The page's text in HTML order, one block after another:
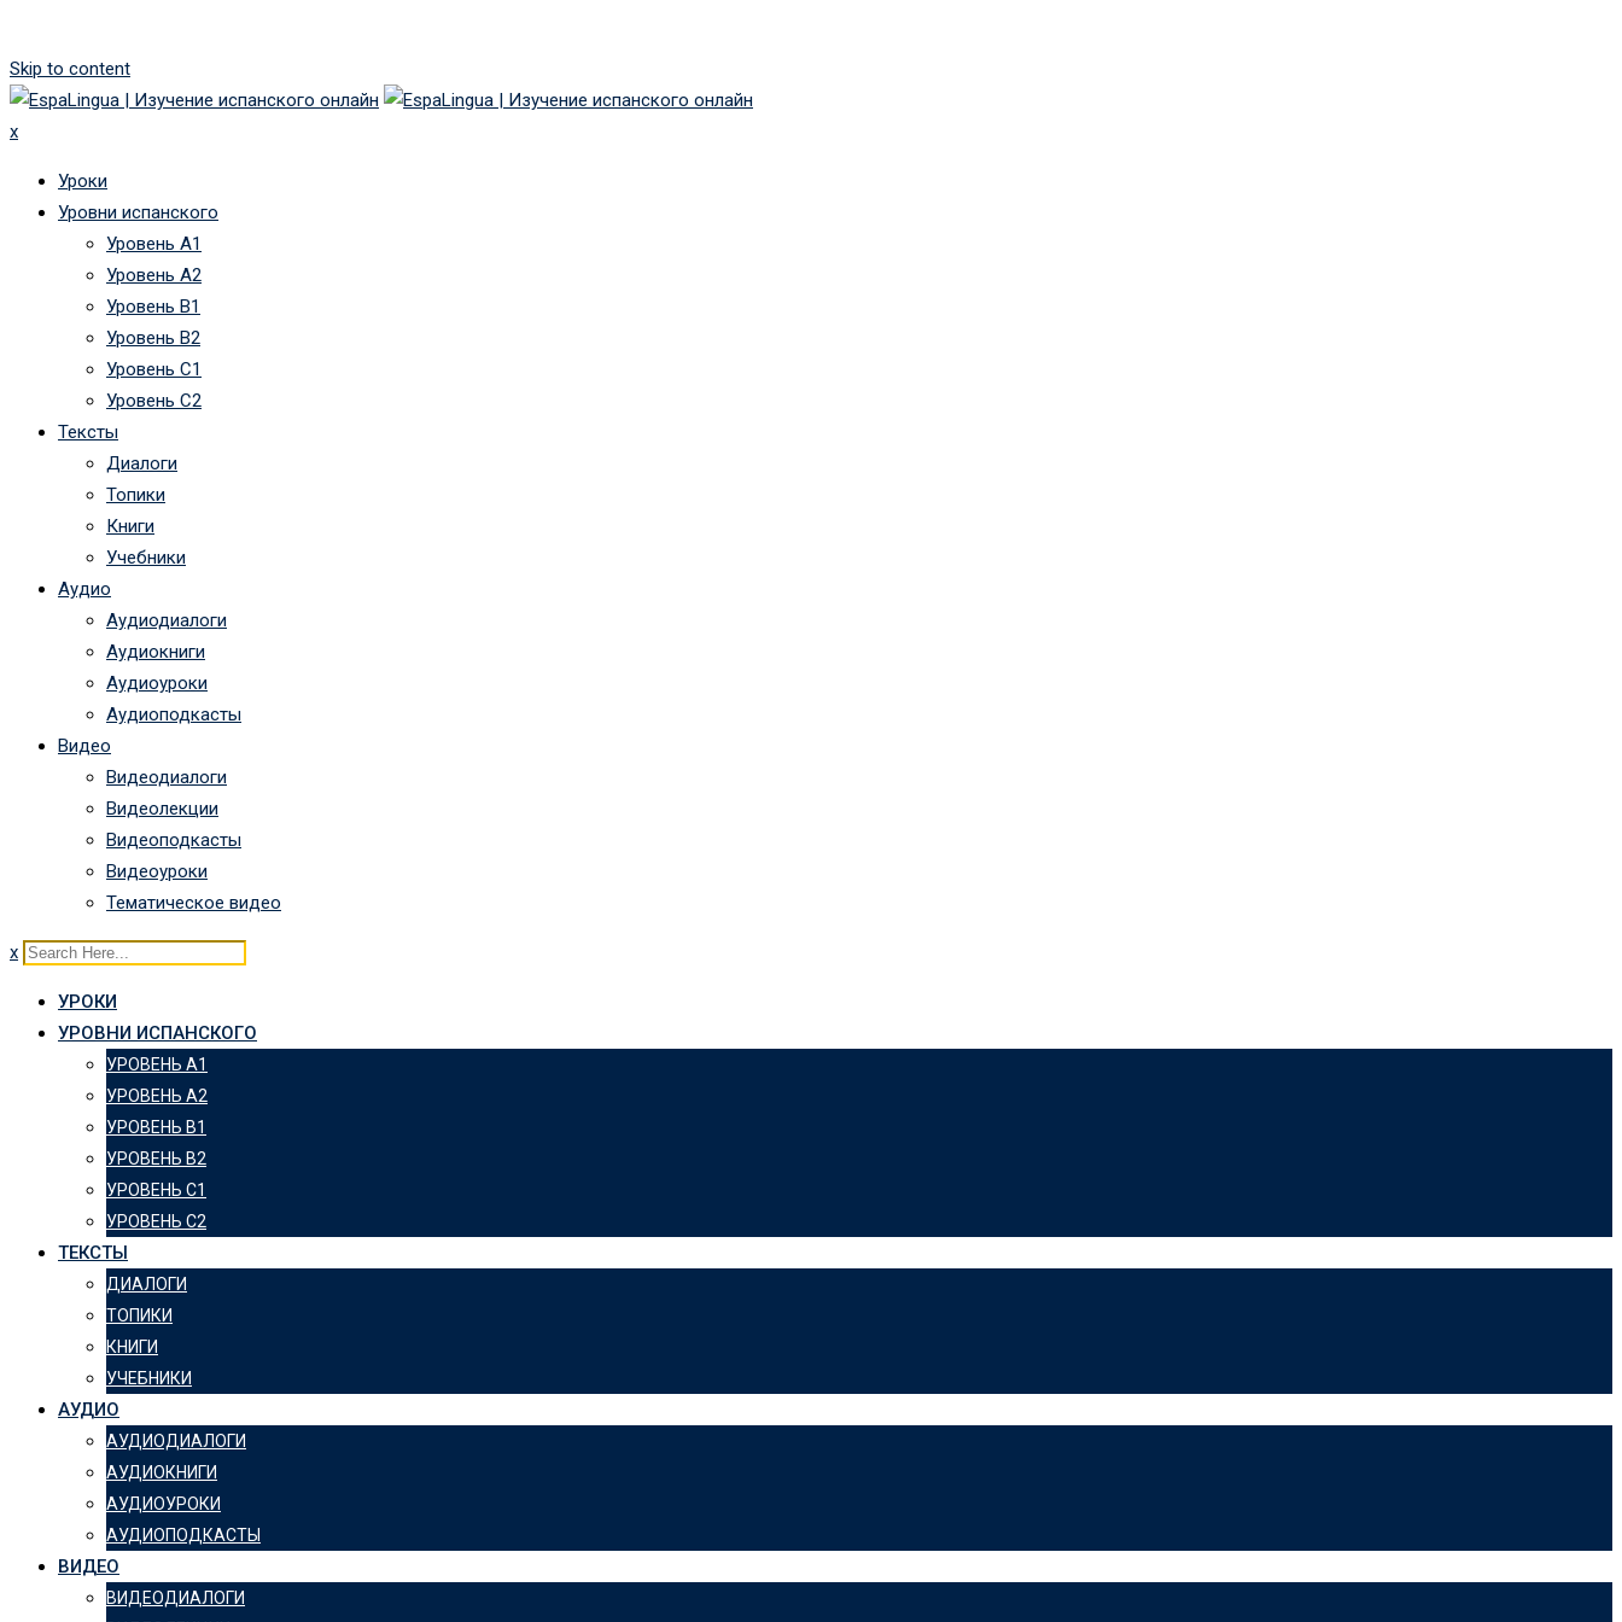
Skip to content
x
Уроки
Уровни испанского
Уровень А1
Уровень А2
Уровень B1
Уровень B2
Уровень C1
Уровень C2
Тексты
Диалоги
Топики
Книги
Учебники
Аудио
Аудиодиалоги
Аудиокниги
Аудиоуроки
Аудиоподкасты
Видео
Видеодиалоги
Видеолекции
Видеоподкасты
Видеоуроки
Тематическое видео
x
УРОКИ
УРОВНИ ИСПАНСКОГО
УРОВЕНЬ А1
УРОВЕНЬ А2
УРОВЕНЬ B1
УРОВЕНЬ B2
УРОВЕНЬ C1
УРОВЕНЬ C2
ТЕКСТЫ
ДИАЛОГИ
ТОПИКИ
КНИГИ
УЧЕБНИКИ
АУДИО
АУДИОДИАЛОГИ
АУДИОКНИГИ
АУДИОУРОКИ
АУДИОПОДКАСТЫ
ВИДЕО
ВИДЕОДИАЛОГИ